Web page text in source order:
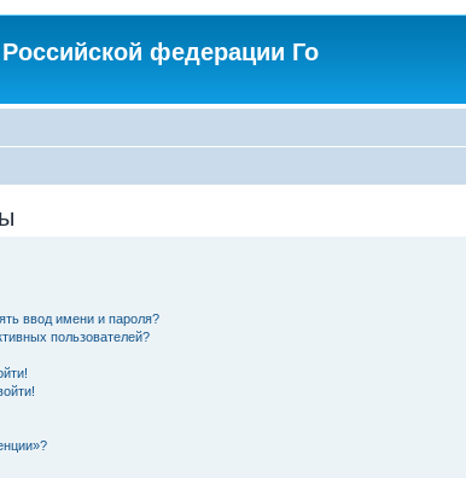
федерации Го
ввод имени и пароля?
пользователей?